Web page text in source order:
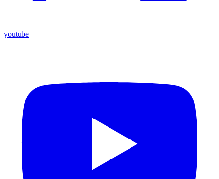
youtube